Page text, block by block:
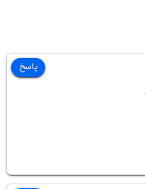
پاسخ